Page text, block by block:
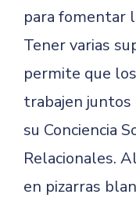
para fomentar
Tener varias
permite que
trabajen juntos
su Conciencia
Relacionales.
en pizarras